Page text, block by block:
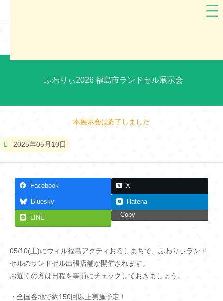
ふわりぃ2026 福島市ランドセル展示会
本展示会は終了しました
2025年05月10日
Facebook X
Bluesky Hatena
LINE Copy
05/10(土)にウィル福島アクティおろしまちで、ふわりぃランド
セルのランドセル出張店舗が開催されます。
お近くの方は日程を事前にチェックしておきましょう。
・全国各地で約150回以上実施予定！